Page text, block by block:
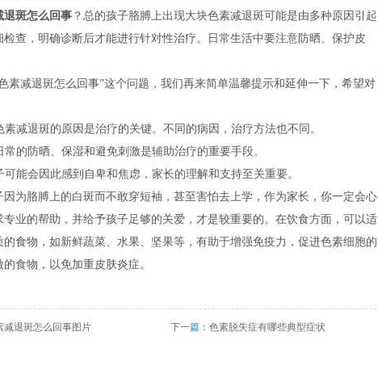
退斑怎么回事 ？总的孩子胳膊上出现大块色素减退斑可能是由多种原因引起
查，明确诊断后才能进行针对性治疗。日常生活中要注意防晒、保护皮
素减退斑怎么回事”这个问题，我们再来简单温馨提示和延伸一下，希望对
素减退斑的原因是治疗的关键。不同的病因，治疗方法也不同。
常的防晒、保湿和避免刺激是辅助治疗的重要手段。
可能会因此感到自卑和焦虑，家长的理解和支持至关重要。
为胳膊上的白斑而不敢穿短袖，甚至害怕去上学，作为家长，你一定会心
业的帮助，并给予孩子足够的关爱，才是较重要的。在饮食方面，可以适
食物，如新鲜蔬菜、水果、坚果等，有助于增强免疫力，促进色素细胞的
食物，以免加重皮肤炎症。
减退斑怎么回事图片 下一篇： 色素脱失症有哪些典型症状